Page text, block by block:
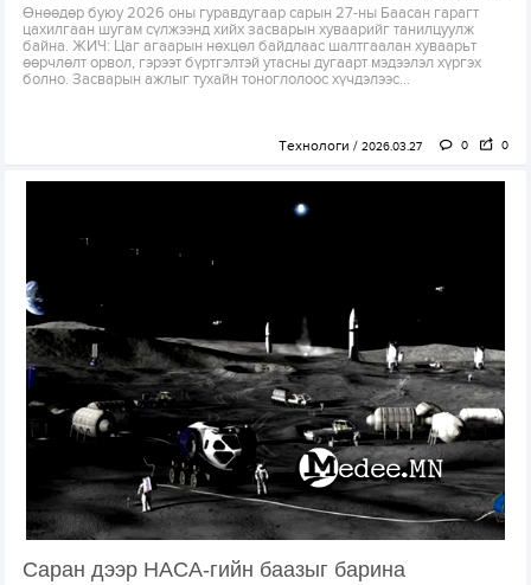
Өнөөдөр буюу 2026 оны гуравдугаар сарын 27-ны Баасан гарагт
цахилгаан шугам сүлжээнд хийх засварын хуваарийг танилцуулж
байна. ЖИЧ: Цаг агаарын нөхцөл байдлаас шалтгаалан хуваарьт
өөрчлөлт орвол, гэрээт бүртгэлтэй утасны дугаарт мэдээлэл хүргэх
болно. Засварын ажлыг тухайн тоноглолоос хүчдэлээс...
Технологи 2026.03.27 0 0
Саран дээр НАСА-гийн баазыг барина